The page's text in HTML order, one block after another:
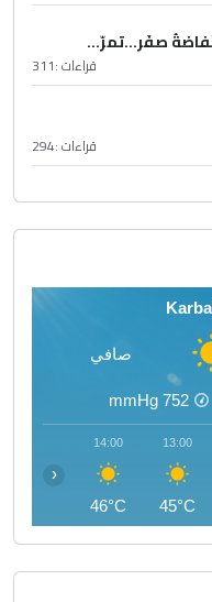
صفَر…تمرّ...
قراءات :311
قراءات :294
صافي
752
mmHg
13:00
45°C
14:00
46°C
‹